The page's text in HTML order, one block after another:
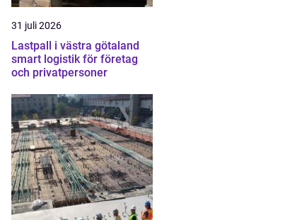
31 juli 2026
Lastpall i västra götaland
smart logistik för företag
och privatpersoner